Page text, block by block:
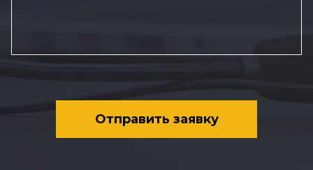
Отправить заявку